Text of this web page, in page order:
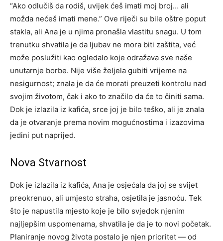
“Ako odlučiš da rodiš, uvijek ćeš imati moj broj… ali
možda nećeš imati mene.” Ove riječi su bile oštre poput
stakla, ali Ana je u njima pronašla vlastitu snagu. U tom
trenutku shvatila je da ljubav ne mora biti zaštita, već
može poslužiti kao ogledalo koje odražava sve naše
unutarnje borbe. Nije više željela gubiti vrijeme na
nesigurnost; znala je da će morati preuzeti kontrolu nad
svojim životom, čak i ako to značilo da će to činiti sama.
Dok je izlazila iz kafića, srce joj je bilo teško, ali je znala
da je otvaranje prema novim mogućnostima i izazovima
jedini put naprijed.
Nova Stvarnost
Dok je izlazila iz kafića, Ana je osjećala da joj se svijet
preokrenuo, ali umjesto straha, osjetila je jasnoću. Tek
što je napustila mjesto koje je bilo svjedok njenim
najljepšim uspomenama, shvatila je da je to novi početak.
Planiranje novog života postalo je njen prioritet — od